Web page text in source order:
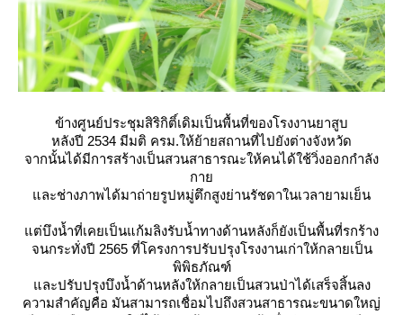
ข้างศูนย์ประชุมสิริกิติ์เดิมเป็นพื้นที่ของโรงงานยาสูบ
หลังปี 2534 มีมติ ครม.ให้ย้ายสถานที่ไปยังต่างจังหวัด
จากนั้นได้มีการสร้างเป็นสวนสาธารณะให้คนได้ใช้วิ่งออกกำลัง
กา
ละช่างภาพได้มาถ่ายรูปหมู่ตึกสูงย่านรัชดาในเวลายามเย็น
ต่บึงน้ำที่เคยเป็นแก้มลิงรับน้ำทางด้านหลังก็ยังเป็นพื้นที่รกร้าง
จนกระทั่งปี 2565 ที่โครงการปรับปรุงโรงงานเก่าให้กลายเป็น
พิพิธภัณฑ์
ละปรับปรุงบึงน้ำด้านหลังให้กลายเป็นสวนป่าได้เสร็จสิ้นลง
ความสำคัญคือ มันสามารถเชื่อมไปถึงสวนสาธารณะขนาดใหญ่